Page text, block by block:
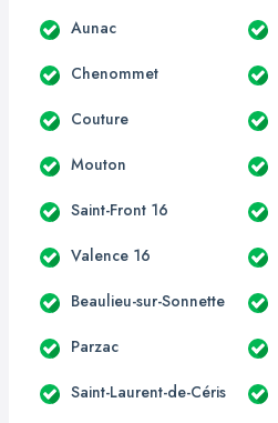
Aunac
Chenommet
Couture
Mouton
Saint-Front 16
Valence 16
Beaulieu-sur-Sonnette
Parzac
Saint-Laurent-de-Céris